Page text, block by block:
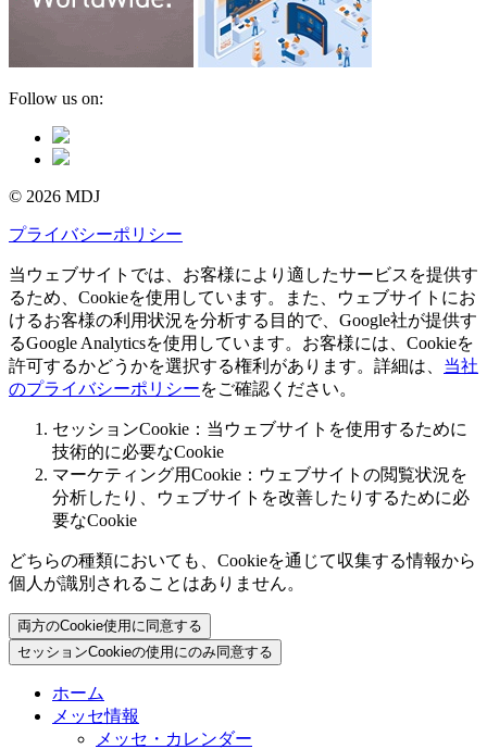
Follow us on:
© 2026 MDJ
プライバシーポリシー
当ウェブサイトでは、お客様により適したサービスを提供す
るため、Cookieを使用しています。また、ウェブサイトにお
けるお客様の利用状況を分析する目的で、Google社が提供す
るGoogle Analyticsを使用しています。お客様には、Cookieを
許可するかどうかを選択する権利があります。詳細は、 当社
のプライバシーポリシーをご確認ください。
セッションCookie：当ウェブサイトを使用するために
技術的に必要なCookie
マーケティング用Cookie：ウェブサイトの閲覧状況を
分析したり、ウェブサイトを改善したりするために必
要なCookie
どちらの種類においても、Cookieを通じて収集する情報から
個人が識別されることはありません。
両方のCookie使用に同意する
セッションCookieの使用にのみ同意する
ホーム
メッセ情報
メッセ・カレンダー